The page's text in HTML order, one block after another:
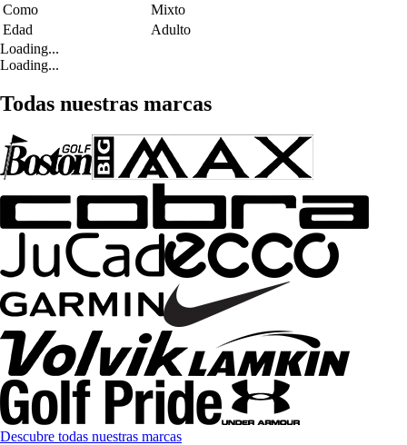
Como
Mixto
Edad
Adulto
Loading...
Loading...
Todas nuestras marcas
Descubre todas nuestras marcas